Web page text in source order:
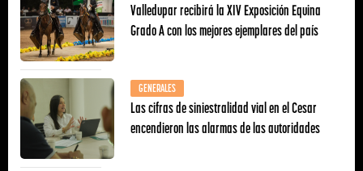
Valledupar recibirá la XIV Exposición Equina
Grado A con los mejores ejemplares del país
GENERALES
Las cifras de siniestralidad vial en el Cesar
encendieron las alarmas de las autoridades